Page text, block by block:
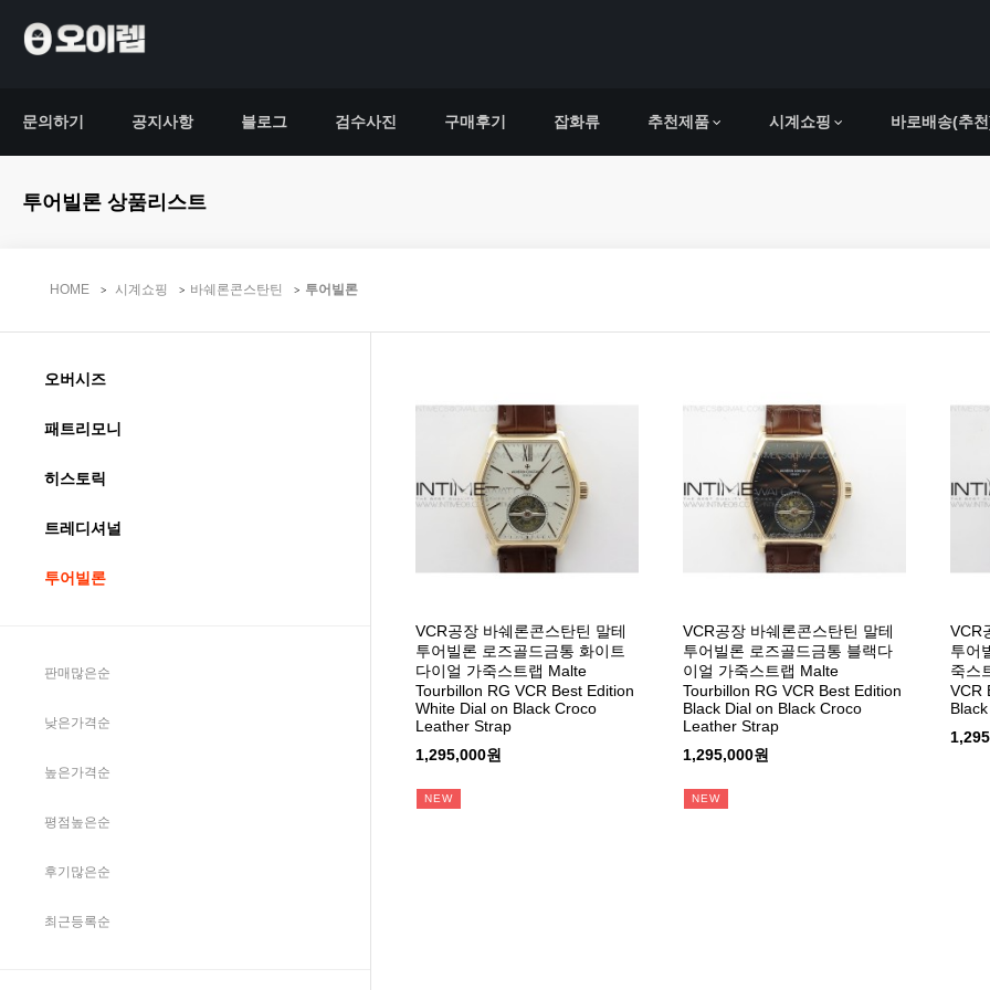
문의하기 공지사항 블로그 검수사진 구매후기 잡화류 추천제품 시계쇼핑 바로배송(추
투어빌론 상품리스트
HOME 시계쇼핑 바쉐론콘스탄틴 투어빌론
오버시즈
패트리모니
히스토릭
트레디셔널
투어빌론
판매많은순
낮은가격순
높은가격순
평점높은순
후기많은순
최근등록순
VCR공장 바쉐론콘스탄틴 말테
투어빌론 로즈골드금통 화이트
다이얼 가죽스트랩 Malte
Tourbillon RG VCR Best Edition
White Dial on Black Croco
Leather Strap
1,295,000원
NEW
VCR공장 바쉐론콘스탄틴 말테
투어빌론 로즈골드금통 블랙다
이얼 가죽스트랩 Malte
Tourbillon RG VCR Best Edition
Black Dial on Black Croco
Leather Strap
1,295,000원
NEW
VCR
투어
죽스
VCR